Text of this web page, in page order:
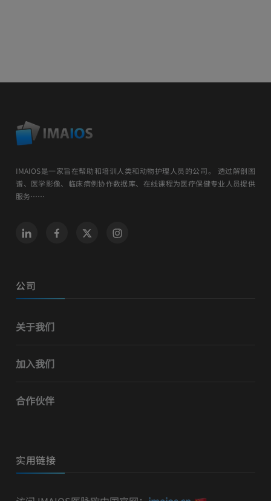
IMAIOS是一家旨在帮助和培训人类和动物护理人员的公司。 透过解剖图
谱、医学影像、临床病例协作数据库、在线课程为医疗保健专业人员提供
服务……
公司
关于我们
加入我们
合作伙伴
实用链接